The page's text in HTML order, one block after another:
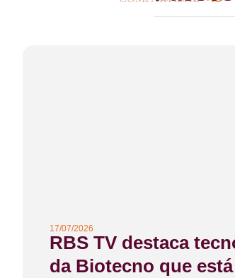
17/07/2026
RBS TV destaca
da Biotecno que está